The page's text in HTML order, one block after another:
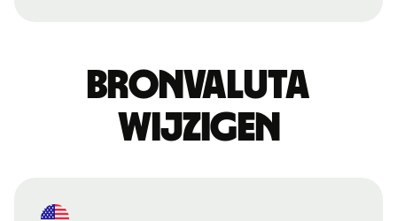
Bronvaluta
wijzigen